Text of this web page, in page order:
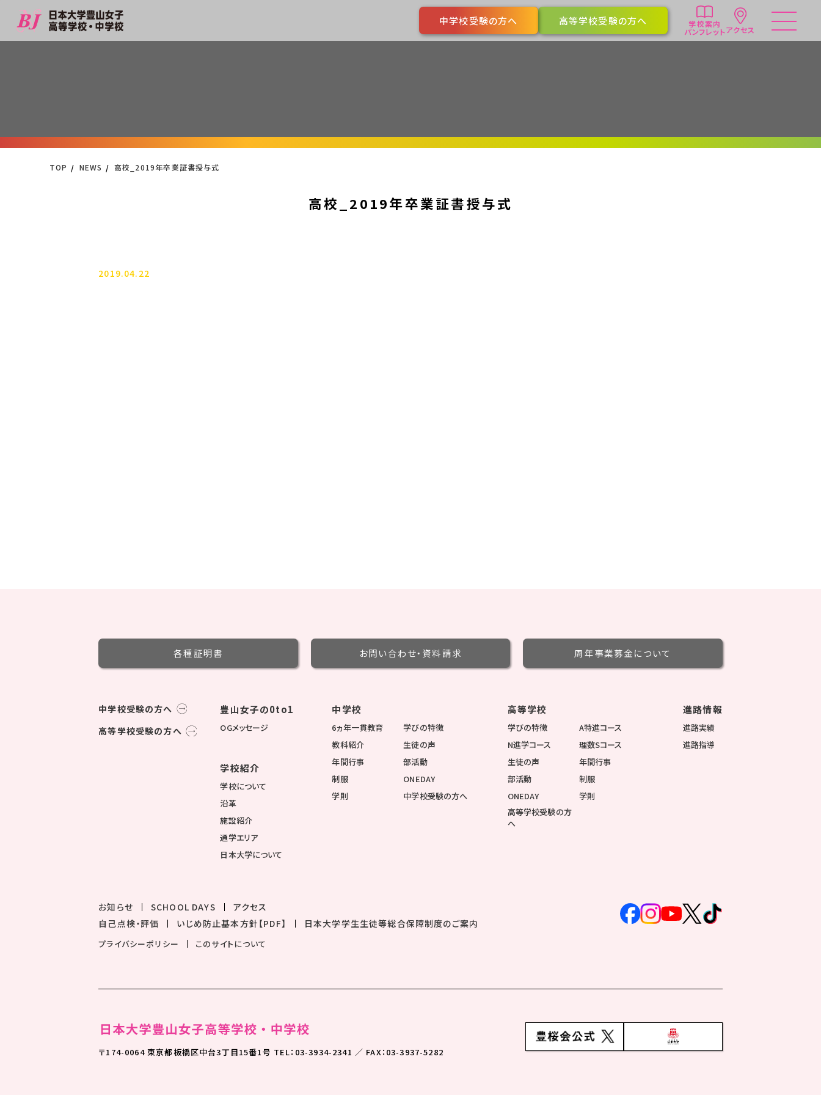
中学校受験の方へ 高等学校受験の方へ 学校案内
パンフレットアクセス
TOP NEWS 高校_2019年卒業証書授与式
高校_2019年卒業証書授与式
2019.04.22
各種証明書 お問い合わせ・ 資料請求 周年事業募金について
中学校受験の方へ
高等学校受験の方へ
豊山女子の0to1
OGメッセージ
学校紹介
学校について
沿革
施設紹介
通学エリア
日本大学について
中学校
6ヵ年一貫教育
学びの特徴
教科紹介
生徒の声
年間行事
部活動
制服
ONEDAY
学則
中学校受験の方へ
高等学校
学びの特徴
A特進コース
N進学コース
理数Sコース
生徒の声
年間行事
部活動
制服
ONEDAY
学則
高等学校受験の方
へ
進路情報
進路実績
進路指導
お知らせ SCHOOL DAYS
アクセス
自己点検・評価
いじめ防止基本方針【PDF】 日本大学学生生徒等総合保障制度のご案内
プライバシーポリシー このサイトについて
〒174-0064 東京都板橋区中台3丁目15番1号 TEL：03-3934-2341 ／ FAX：03-3937-5282